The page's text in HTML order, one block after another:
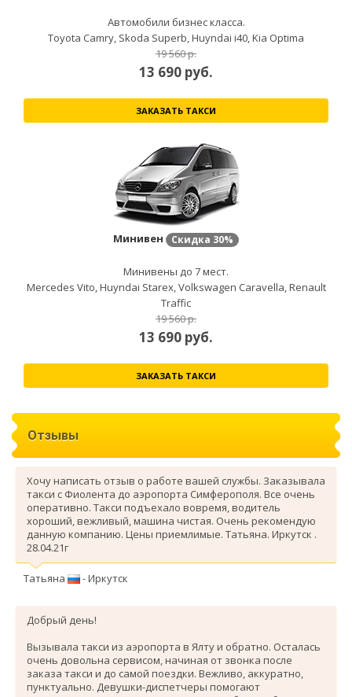
Автомобили бизнес класса.
Toyota Camry, Skoda Superb, Huyndai i40, Kia Optima
19 560 р.
13 690 руб.
ЗАКАЗАТЬ ТАКСИ
Минивен Скидка 30%
Минивены до 7 мест.
Mercedes Vito, Huyndai Starex, Volkswagen Caravella, Renault
Traffic
19 560 р.
13 690 руб.
ЗАКАЗАТЬ ТАКСИ
Отзывы
Хочу написать отзыв о работе вашей службы. Заказывала
такси с Фиолента до аэропорта Симферополя. Все очень
оперативно. Такси подъехало вовремя, водитель
хороший, вежливый, машина чистая. Очень рекомендую
данную компанию. Цены приемлимые. Татьяна. Иркутск .
28.04.21г
Татьяна - Иркутск
Добрый день!
Вызывала такси из аэропорта в Ялту и обратно. Осталась
очень довольна сервисом, начиная от звонка после
заказа такси и до самой поездки. Вежливо, аккуратно,
пунктуально. Девушки-диспетчеры помогают